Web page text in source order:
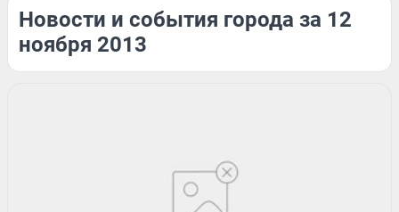
Новости и события города за 12
ноября 2013